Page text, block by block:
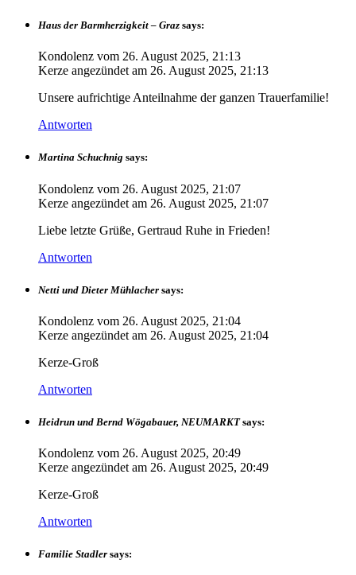
Haus der Barmherzigkeit – Graz says:
Kondolenz vom 26. August 2025, 21:13
Kerze angezündet am 26. August 2025, 21:13
Unsere aufrichtige Anteilnahme der ganzen Trauerfamilie!
Antworten
Martina Schuchnig says:
Kondolenz vom 26. August 2025, 21:07
Kerze angezündet am 26. August 2025, 21:07
Liebe letzte Grüße, Gertraud Ruhe in Frieden!
Antworten
Netti und Dieter Mühlacher says:
Kondolenz vom 26. August 2025, 21:04
Kerze angezündet am 26. August 2025, 21:04
Kerze-Groß
Antworten
Heidrun und Bernd Wögabauer, NEUMARKT says:
Kondolenz vom 26. August 2025, 20:49
Kerze angezündet am 26. August 2025, 20:49
Kerze-Groß
Antworten
Familie Stadler says: